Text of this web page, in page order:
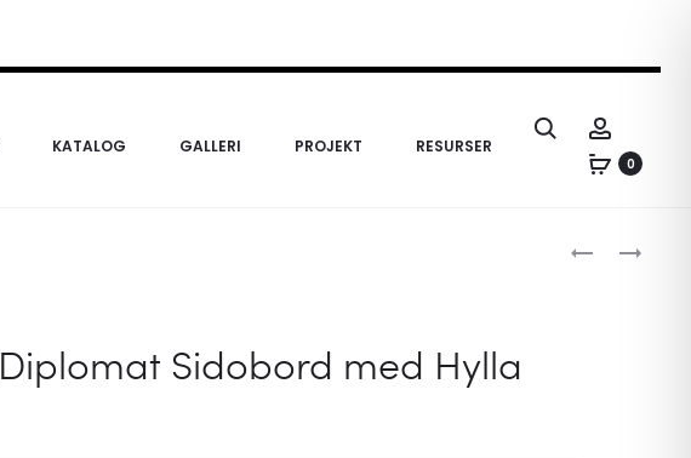
KATALOG GALLERI PROJEKT RESURSER
Search
0
DIPLOMAT
GRAND
Diplomat Sidobord med Hylla